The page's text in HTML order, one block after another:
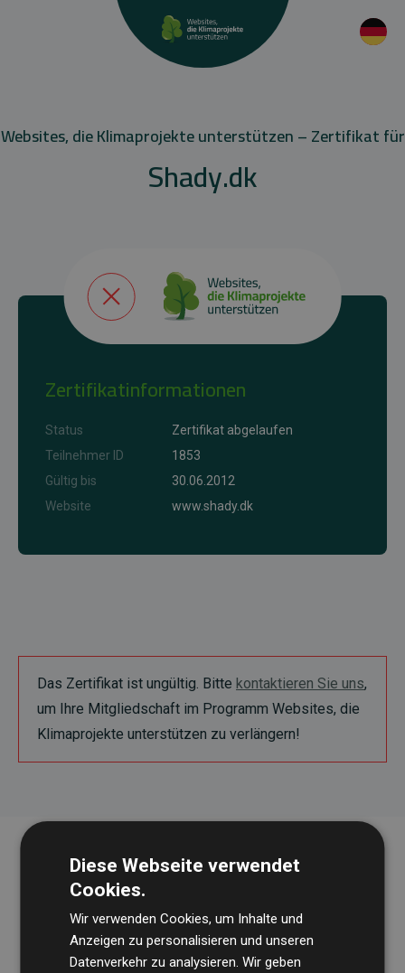
Websites, die Klimaprojekte unterstützen – Zertifikat für
Shady.dk
Zertifikatinformationen
Status
Zertifikat abgelaufen
Teilnehmer ID
1853
Gültig bis
30.06.2012
Website
www.shady.dk
Das Zertifikat ist ungültig. Bitte kontaktieren Sie uns,
um Ihre Mitgliedschaft im Programm Websites, die
Klimaprojekte unterstützen zu verlängern!
Diese Webseite verwendet
Cookies.
Wir verwenden Cookies, um Inhalte und
Anzeigen zu personalisieren und unseren
Datenverkehr zu analysieren. Wir geben